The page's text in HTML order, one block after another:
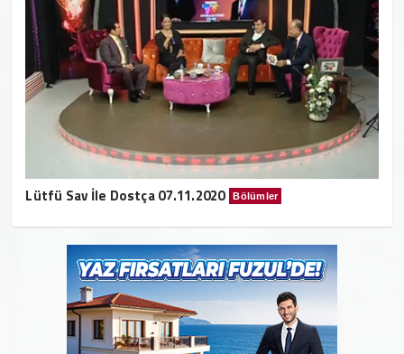
Lütfü Sav İle Dostça 07.11.2020 Bölümler